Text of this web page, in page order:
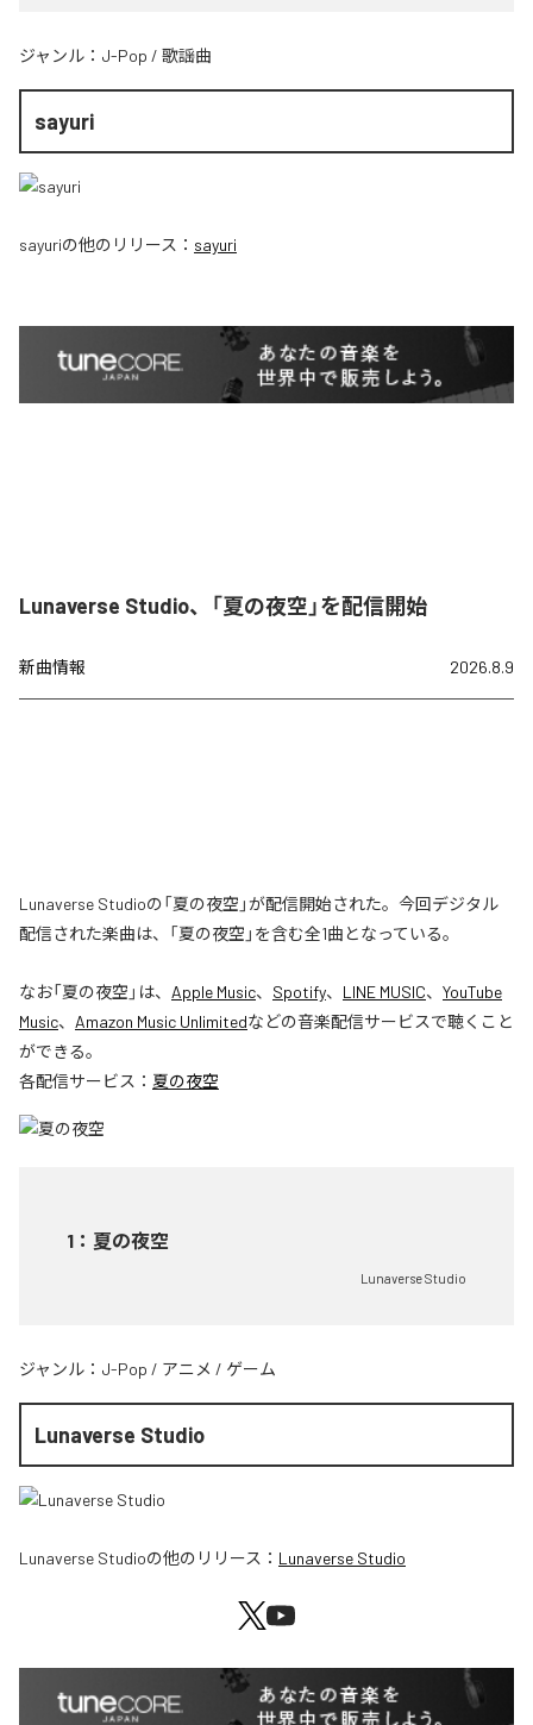
ジャンル： J-Pop / 歌謡曲
sayuri
sayuriの他のリリース： sayuri
Lunaverse Studio、「夏の夜空」を配信開始
新曲情報 2026.8.9
Lunaverse Studioの「夏の夜空」が配信開始された。今回デジタル
配信された楽曲は、「夏の夜空」を含む全1曲となっている。
なお「夏の夜空 」は、 Apple Music、 Spotify、 LINE MUSIC、 YouTube
Music、 Amazon Music Unlimitedなどの音楽配信サービスで聴くこと
ができる。
各配信サービス： 夏の夜空
1 ： 夏の夜空
Lunaverse Studio
ジャンル： J-Pop / アニメ / ゲーム
Lunaverse Studio
Lunaverse Studioの他のリリース： Lunaverse Studio